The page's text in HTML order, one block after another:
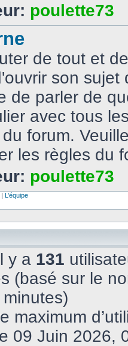
poulette73
de tout et
son sujet
de parler de
avec tous
forum.
les règles du
poulette73
| L’équipe
y a 131
(basé sur le
maximum
09 Juin 2026,